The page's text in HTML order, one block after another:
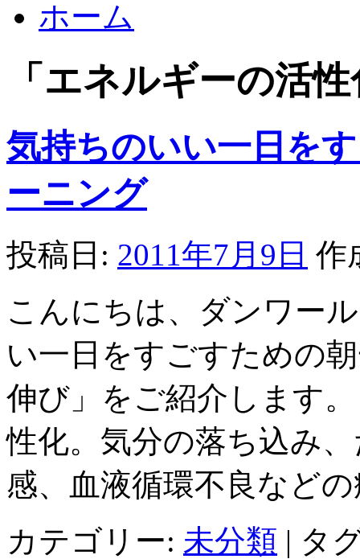
ホーム
「 エネルギーの活性
気持ちのいい一日を
ーニング
投稿日: 2011年7月9日 作
こんにちは、ダンワー
い一日をすごすための
伸び」をご紹介します
性化。気分の落ち込み
感、血液循環不良など
カテゴリー: 未分類 | タ